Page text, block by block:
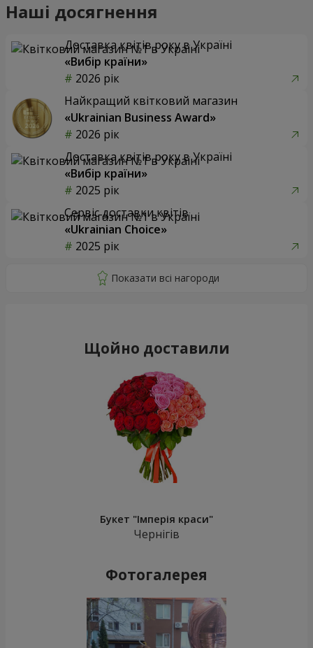
Наші досягнення
Доставка квітів року в Україні
«Вибір країни»
2026 рік
Найкращий квітковий магазин
«Ukrainian Business Award»
2026 рік
Доставка квітів року в Україні
«Вибір країни»
2025 рік
Сервіс доставки квітів
«Ukrainian Choice»
2025 рік
Щойно доставили
Букет "Імперія краси"
Чернігів
Фотогалерея